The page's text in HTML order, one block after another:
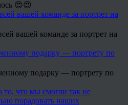
😍😍
вашей команде за портрет на
подарку — портрету по